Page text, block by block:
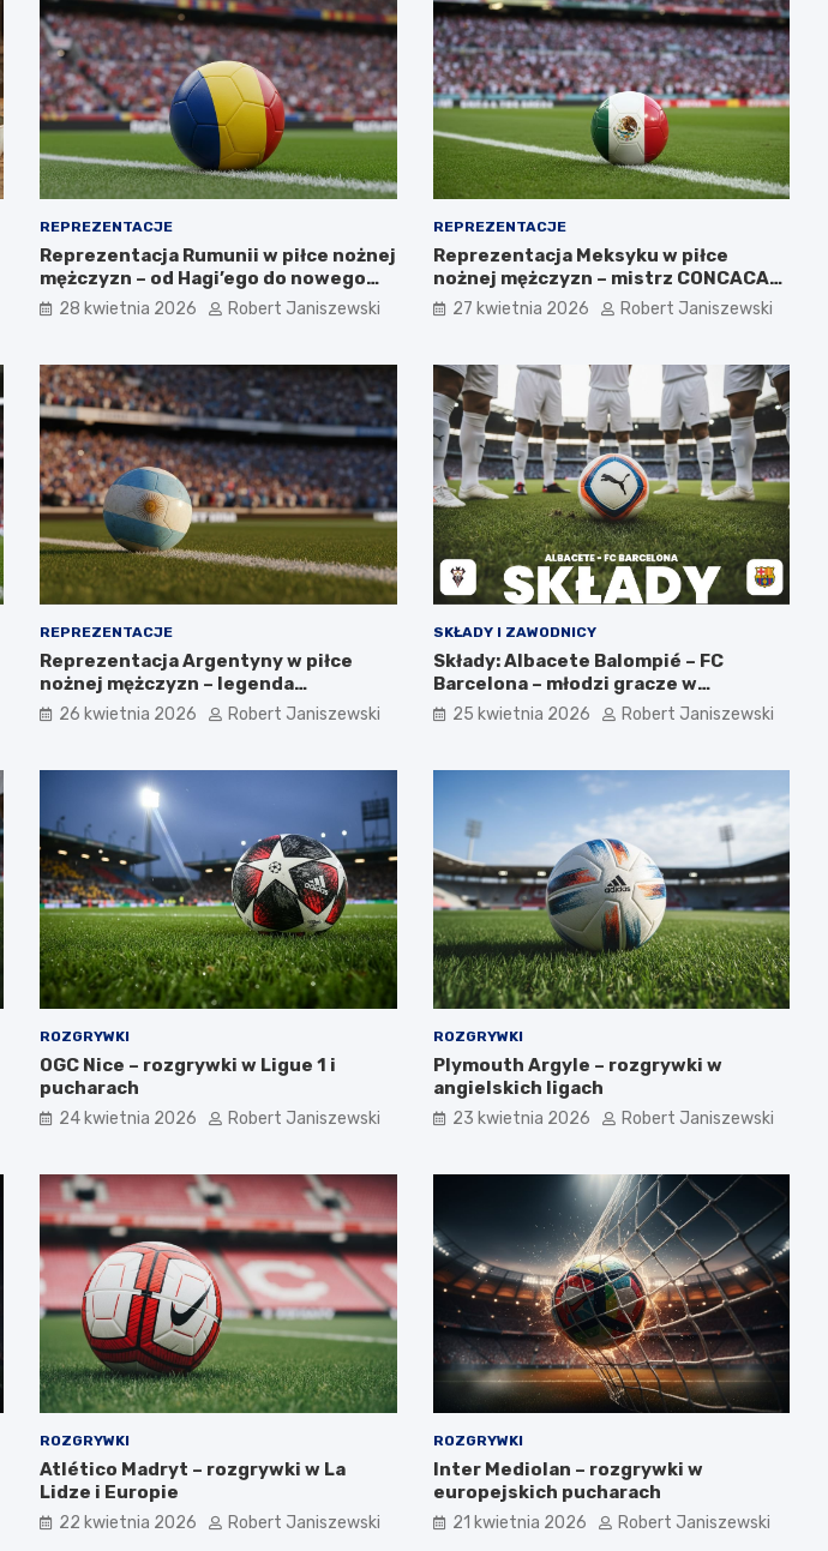
REPREZENTACJE
Reprezentacja Rumunii w piłce nożnej
mężczyzn – od Hagi’ego do nowego
pokolenia
28 kwietnia 2026 Robert Janiszewski
REPREZENTACJE
Reprezentacja Meksyku w piłce
nożnej mężczyzn – mistrz CONCACAF i
mundialowe ambicje
27 kwietnia 2026 Robert Janiszewski
REPREZENTACJE
Reprezentacja Argentyny w piłce
nożnej mężczyzn – legenda
Albicelestes i Maradony
26 kwietnia 2026 Robert Janiszewski
SKŁADY I ZAWODNICY
Składy: Albacete Balompié – FC
Barcelona – młodzi gracze w
wyjściowej jedenastce
25 kwietnia 2026 Robert Janiszewski
ROZGRYWKI
OGC Nice – rozgrywki w Ligue 1 i
pucharach
24 kwietnia 2026 Robert Janiszewski
ROZGRYWKI
Plymouth Argyle – rozgrywki w
angielskich ligach
23 kwietnia 2026 Robert Janiszewski
ROZGRYWKI
Atlético Madryt – rozgrywki w La
Lidze i Europie
22 kwietnia 2026 Robert Janiszewski
ROZGRYWKI
Inter Mediolan – rozgrywki w
europejskich pucharach
21 kwietnia 2026 Robert Janiszewski